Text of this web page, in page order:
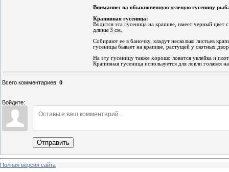
Внимание: на обыкновенную зеленую гусеницу
Крапивная гусеница:
Водится эта гусеница на крапиве, имеет черный цвет
длины 3 см.
Собирают ее в баночку, кладут несколько листьев
гусеницы бывает на крапиве, растущей у скотных
На эту гусеницу также хорошо ловится уклейка и
Крапивная гусеница используется для ловли голавля
Всего комментариев: 0
Войдите:
Отправить
Полная версия сайта